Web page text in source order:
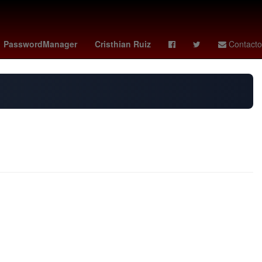
PasswordManager Cristhian Ruiz Contacto
Alvarado tabla leagues cup ranking fifa